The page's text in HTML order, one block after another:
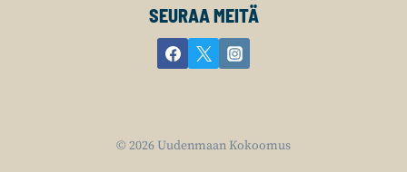
SEURAA MEITÄ
© 2026 Uudenmaan Kokoomus